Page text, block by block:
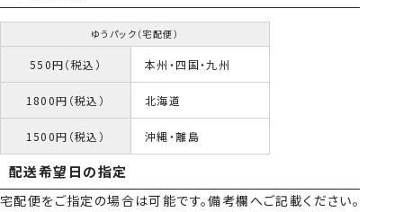
ゆうパック（宅配便）
550円（税込） 本州・四国・九州
1800円（税込） 北海道
1500円（税込） 沖縄・離島
配送希望日の指定
宅配便をご指定の場合は可能です。備考欄へご記載ください。